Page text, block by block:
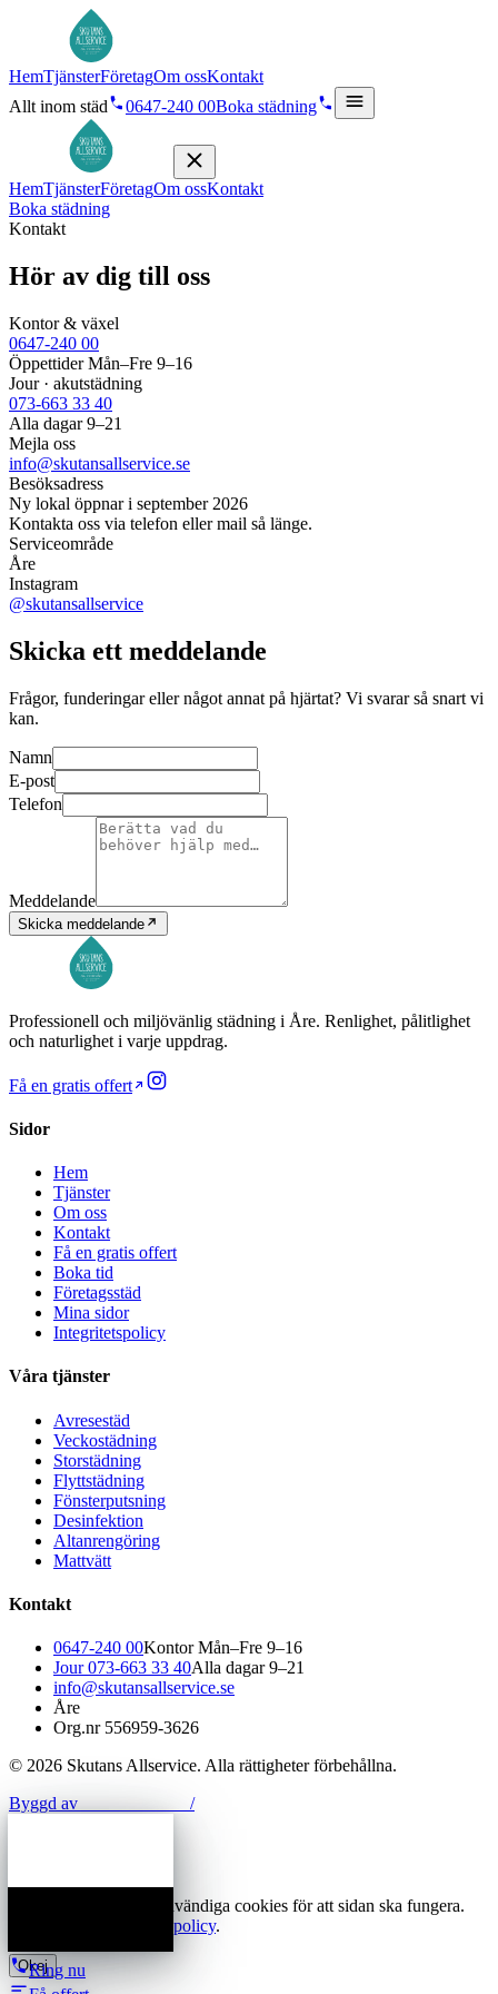
HemTjänsterFöretagOm ossKontakt
Allt inom städ
0647-240 00Boka städning
HemTjänsterFöretagOm ossKontakt
Boka städning
Kontakt
Hör av dig till oss
Kontor & växel
0647-240 00
Öppettider Mån–Fre 9–16
Jour · akutstädning
073-663 33 40
Alla dagar 9–21
Mejla oss
info@skutansallservice.se
Besöksadress
Ny lokal öppnar i september 2026
Kontakta oss via telefon eller mail så länge.
Serviceområde
Åre
Instagram
@skutansallservice
Skicka ett meddelande
Frågor, funderingar eller något annat på hjärtat? Vi svarar så snart vi
kan.
Namn
E-post
Telefon
Meddelande
Skicka meddelande
Professionell och miljövänlig städning i Åre. Renlighet, pålitlighet
och naturlighet i varje uppdrag.
Få en gratis offert
Sidor
Hem
Tjänster
Om oss
Kontakt
Få en gratis offert
Boka tid
Företagsstäd
Mina sidor
Integritetspolicy
Våra tjänster
Avresestäd
Veckostädning
Storstädning
Flyttstädning
Fönsterputsning
Desinfektion
Altanrengöring
Mattvätt
Kontakt
0647-240 00KontorMån–Fre 9–16
Jour073-663 33 40Alla dagar 9–21
info@skutansallservice.se
Åre
Org.nr 556959-3626
© 2026 Skutans Allservice. Alla rättigheter förbehållna.
Byggd av
/
Ring nu
Vi använder endast nödvändiga cookies för att sidan ska fungera.
integritetspolicy.
Okej